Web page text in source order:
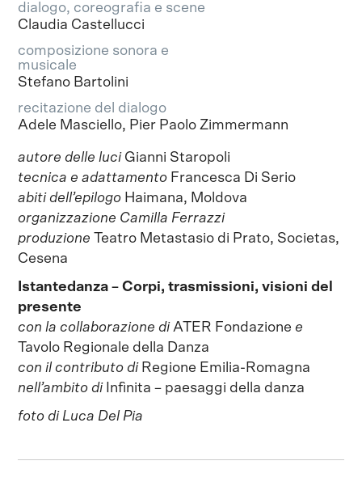
dialogo, coreografia e scene
Claudia Castellucci
composizione sonora e
musicale
Stefano Bartolini
recitazione del dialogo
Adele Masciello, Pier Paolo Zimmermann
autore delle luci Gianni Staropoli
tecnica e adattamento Francesca Di Serio
abiti dell’epilogo Haimana, Moldova
organizzazione Camilla Ferrazzi
produzione
Teatro Metastasio di Prato, Societas,
Cesena
Istantedanza – Corpi, trasmissioni, visioni del
presente
con la collaborazione di ATER Fondazionee
Tavolo Regionale della Danza
con il contributo di Regione Emilia-Romagna
nell’ambito di Infìnita – paesaggi della danza
foto di Luca Del Pia